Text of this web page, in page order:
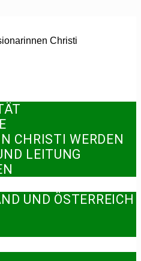
Christi
CHRISTI WERDEN
LEITUNG
UND ÖSTERREICH